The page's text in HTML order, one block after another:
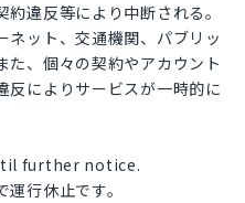
違反等により中断される。
ネット、交通機関、パブリッ
た、個々の契約やアカウント
反によりサービスが一時的に
further notice.
行休止です。